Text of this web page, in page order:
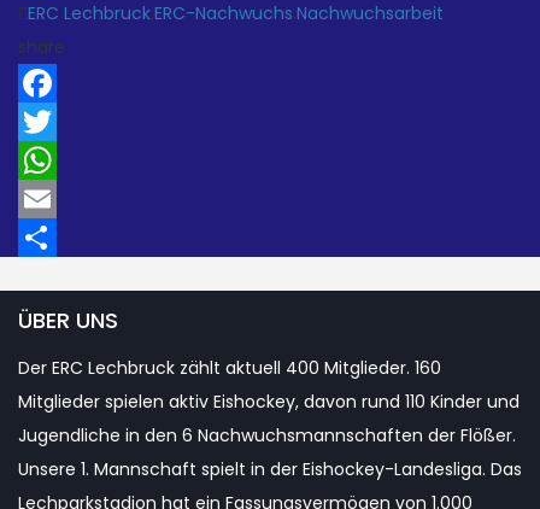
Teilen
ERC Lechbruck,ERC-Nachwuchs,Nachwuchsarbeit
share
Facebook
Twitter
WhatsApp
Email
ÜBER UNS
Der ERC Lechbruck zählt aktuell 400 Mitglieder. 160
Mitglieder spielen aktiv Eishockey, davon rund 110 Kinder und
Jugendliche in den 6 Nachwuchsmannschaften der Flößer.
Unsere 1. Mannschaft spielt in der Eishockey-Landesliga. Das
Lechparkstadion hat ein Fassungsvermögen von 1.000